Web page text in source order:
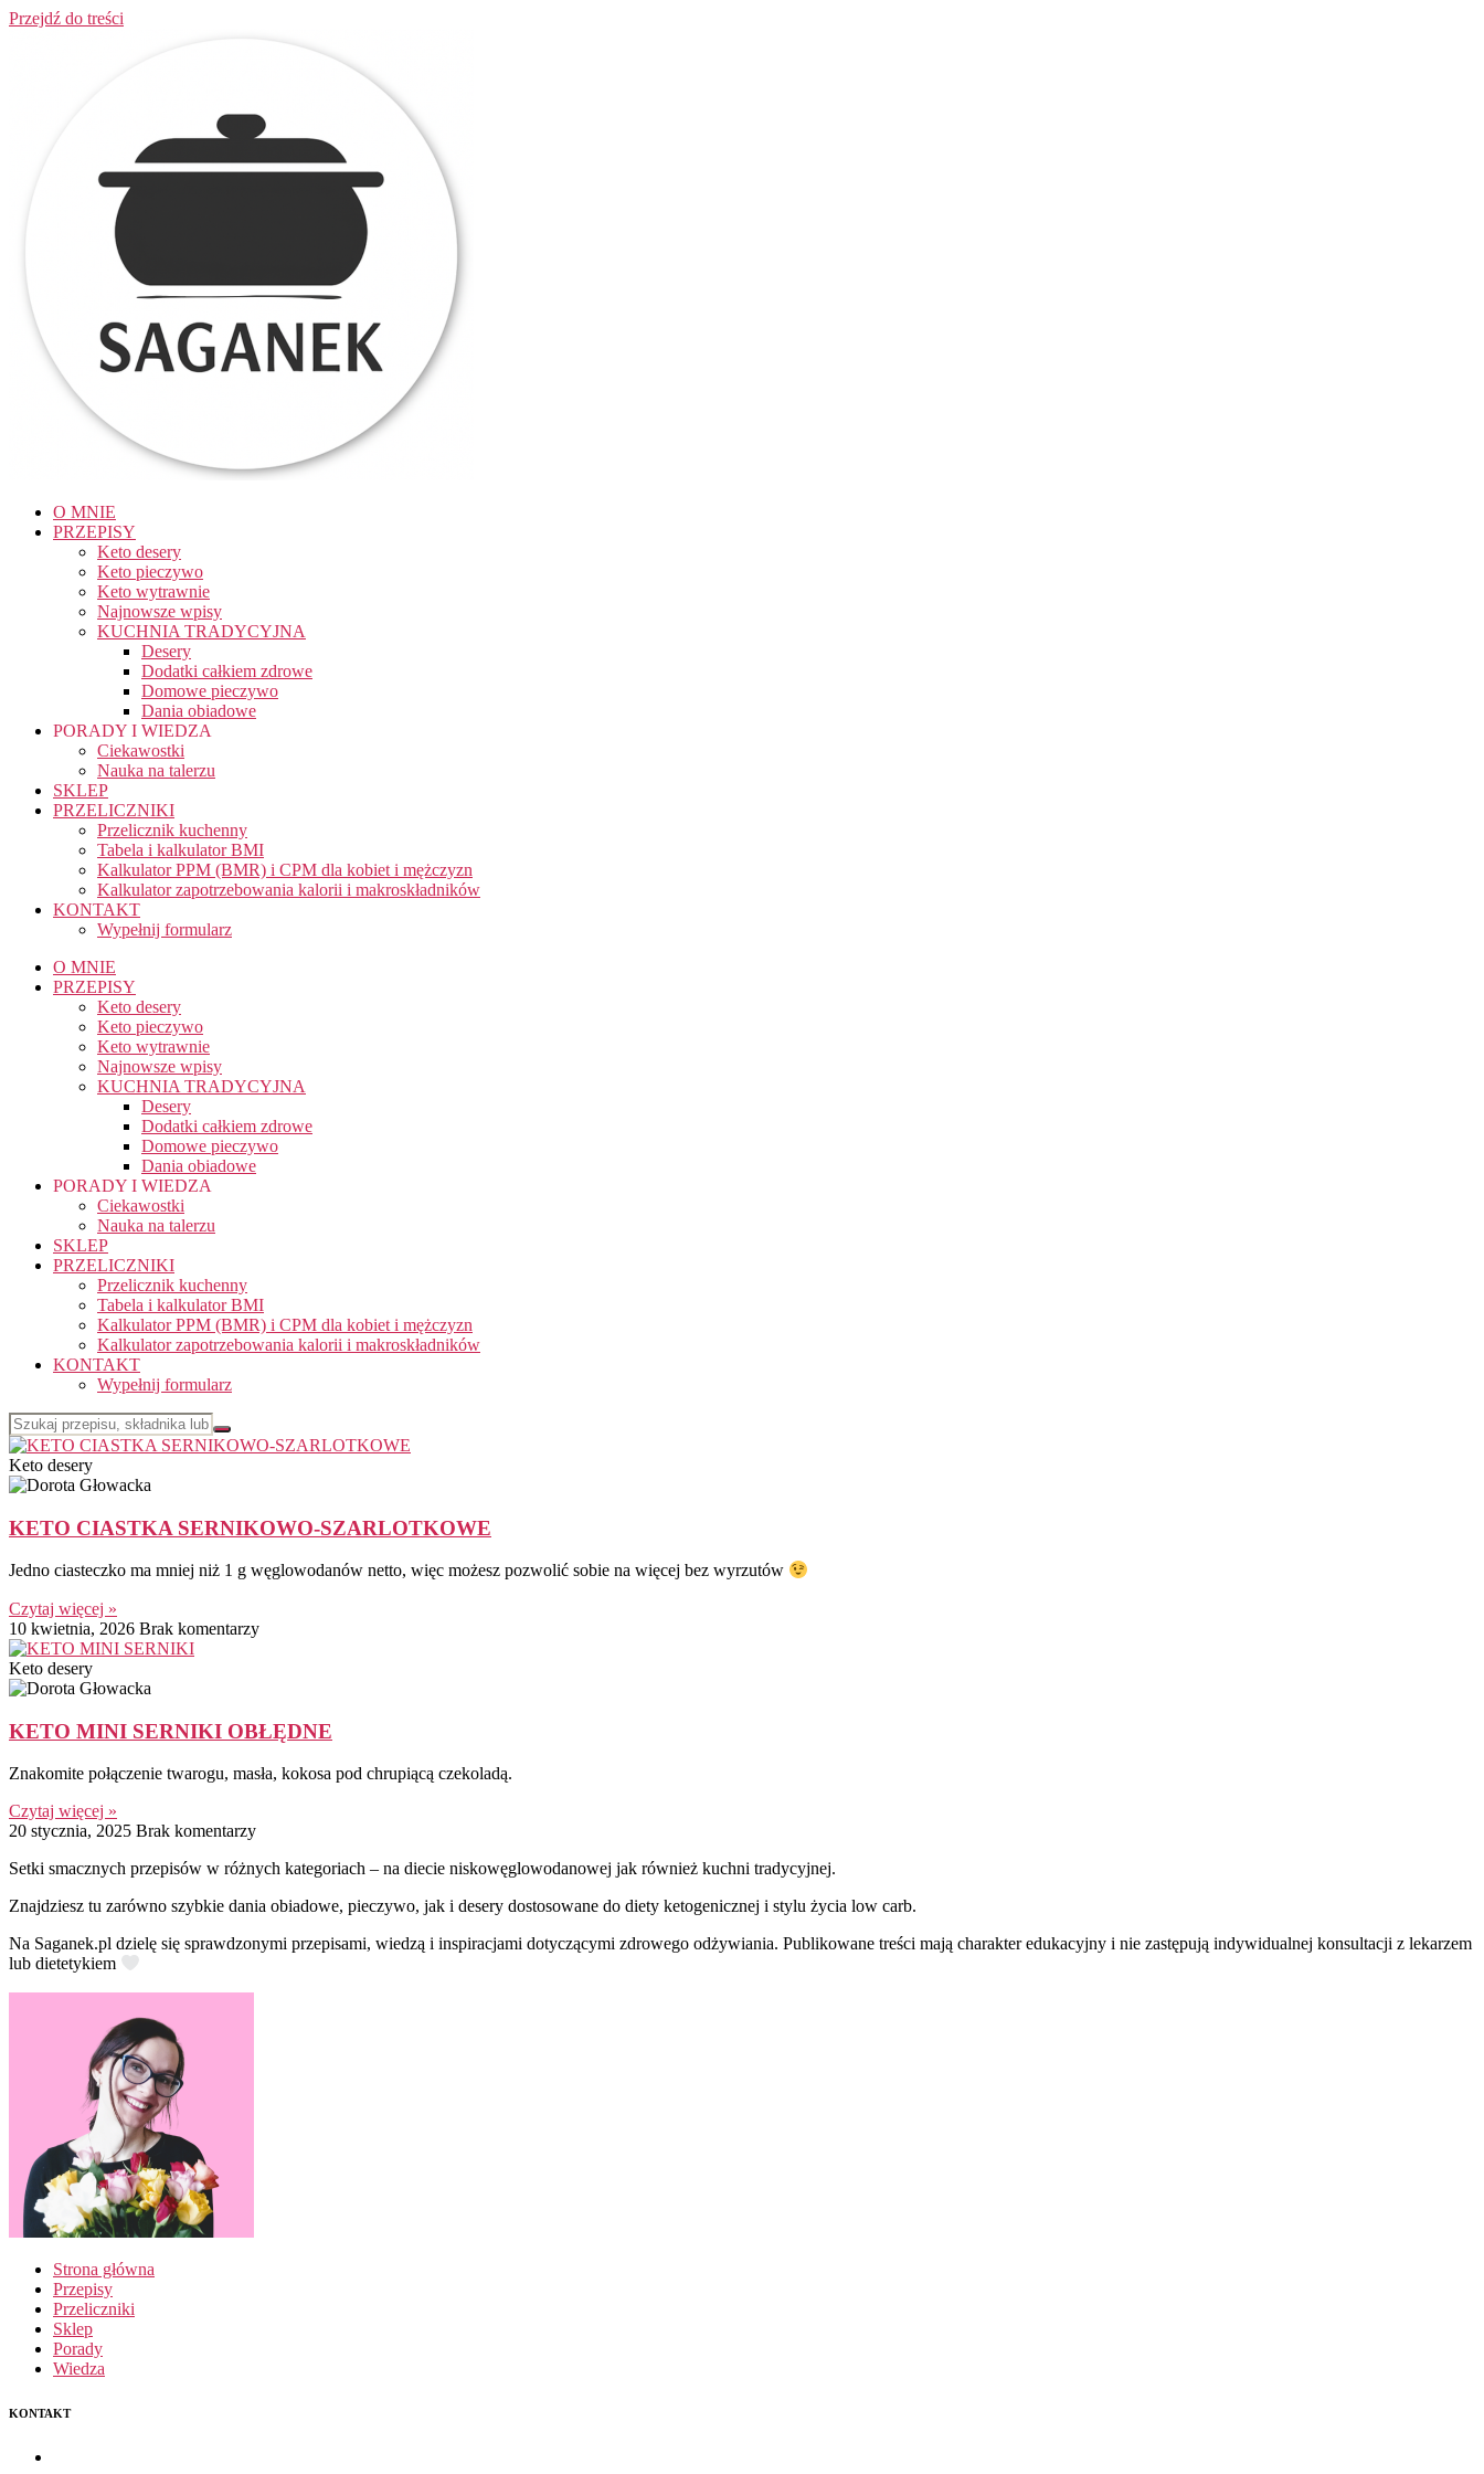
Przejdź do treści
O MNIE
PRZEPISY
Keto desery
Keto pieczywo
Keto wytrawnie
Najnowsze wpisy
KUCHNIA TRADYCYJNA
Desery
Dodatki całkiem zdrowe
Domowe pieczywo
Dania obiadowe
PORADY I WIEDZA
Ciekawostki
Nauka na talerzu
SKLEP
PRZELICZNIKI
Przelicznik kuchenny
Tabela i kalkulator BMI
Kalkulator PPM (BMR) i CPM dla kobiet i mężczyzn
Kalkulator zapotrzebowania kalorii i makroskładników
KONTAKT
Wypełnij formularz
O MNIE
PRZEPISY
Keto desery
Keto pieczywo
Keto wytrawnie
Najnowsze wpisy
KUCHNIA TRADYCYJNA
Desery
Dodatki całkiem zdrowe
Domowe pieczywo
Dania obiadowe
PORADY I WIEDZA
Ciekawostki
Nauka na talerzu
SKLEP
PRZELICZNIKI
Przelicznik kuchenny
Tabela i kalkulator BMI
Kalkulator PPM (BMR) i CPM dla kobiet i mężczyzn
Kalkulator zapotrzebowania kalorii i makroskładników
KONTAKT
Wypełnij formularz
Keto desery
KETO CIASTKA SERNIKOWO-SZARLOTKOWE
Jedno ciasteczko ma mniej niż 1 g węglowodanów netto, więc możesz pozwolić sobie na więcej bez wyrzutów
Czytaj więcej »
10 kwietnia, 2026 Brak komentarzy
Keto desery
KETO MINI SERNIKI OBŁĘDNE
Znakomite połączenie twarogu, masła, kokosa pod chrupiącą czekoladą.
Czytaj więcej »
20 stycznia, 2025 Brak komentarzy
Setki smacznych przepisów w różnych kategoriach – na diecie niskowęglowodanowej jak również kuchni tradycyjnej.
Znajdziesz tu zarówno szybkie dania obiadowe, pieczywo, jak i desery dostosowane do diety ketogenicznej i stylu życia low carb.
Na Saganek.pl dzielę się sprawdzonymi przepisami, wiedzą i inspiracjami dotyczącymi zdrowego odżywiania. Publikowane treści mają charakter edukacyjny i nie zastępują indywidualnej konsultacji z lekarzem
lub dietetykiem
Strona główna
Przepisy
Przeliczniki
Sklep
Porady
Wiedza
KONTAKT